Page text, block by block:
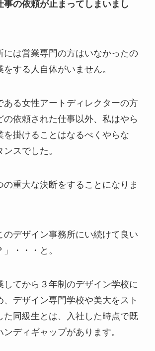
事の依頼が止まってしまいまし
には営業専門の方はいなかったの
する人自体がいません。
ある女性アートディレクターの方
の依頼された仕事以外、私はやら
を掛けることはなるべくやらな
スでした。
の重大な決断をすることになりま
のデザイン事務所にい続けて良い
・・・と。
してから３年制のデザイン学校に
、デザイン専門学校や美大をスト
た同級生とは、入社した時点で既
ディギャップがあります。